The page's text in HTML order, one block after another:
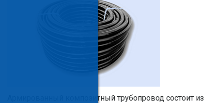
Армированный композитный трубопровод состоит из